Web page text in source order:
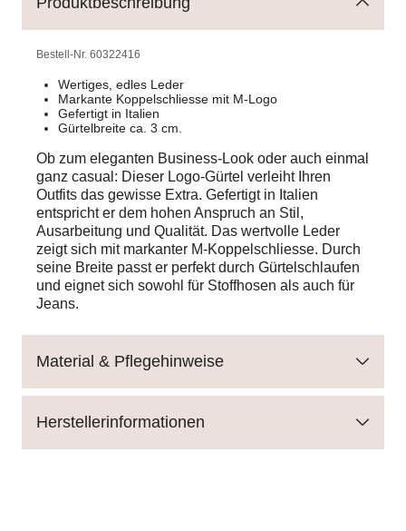
Bestell-Nr. 60322416
Wertiges, edles Leder
Markante Koppelschliesse mit M-Logo
Gefertigt in Italien
Gürtelbreite ca. 3 cm.
Ob zum eleganten Business-Look oder auch einmal
ganz casual: Dieser Logo-Gürtel verleiht Ihren
Outfits das gewisse Extra. Gefertigt in Italien
entspricht er dem hohen Anspruch an Stil,
Ausarbeitung und Qualität. Das wertvolle Leder
zeigt sich mit markanter M-Koppelschliesse. Durch
seine Breite passt er perfekt durch Gürtelschlaufen
und eignet sich sowohl für Stoffhosen als auch für
Jeans.
Material & Pflegehinweise
Herstellerinformationen